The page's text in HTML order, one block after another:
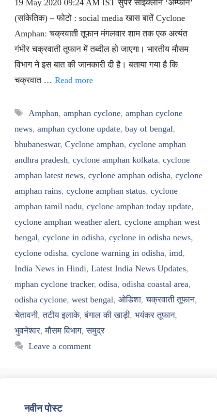
19 May 2020 09:24 AM IST सुपर साइक्लोन ‘अम्फान’
(सांकेतिक) – फोटो : social media खास बातें Cyclone
Amphan: चक्रवाती तूफान मंगलवार शाम तक एक अत्यंत
गंभीर चक्रवाती तूफान में तब्दील हो जाएगा। भारतीय मौसम
विभाग ने इस बात की जानकारी दी है। बताया गया है कि
चक्रवात … Read more
Tags
Amphan, amphan cyclone, amphan cyclone
news, amphan cyclone update, bay of bengal,
bhubaneswar, Cyclone amphan, cyclone amphan
andhra pradesh, cyclone amphan kolkata, cyclone
amphan latest news, cyclone amphan odisha, cyclone
amphan rains, cyclone amphan status, cyclone
amphan tamil nadu, cyclone amphan today update,
cyclone amphan weather alert, cyclone amphan west
bengal, cyclone in odisha, cyclone in odisha news,
cyclone odisha, cyclone warning in odisha, imd,
India News in Hindi, Latest India News Updates,
mphan cyclone tracker, odisa, odisha coastal area,
odisha cyclone, west bengal, ओडिशा,चक्रवाती तूफान,
चेतावनी,तटीय इलाके,बंगाल की खाड़ी, भयंकर तूफान,
भुवनेश्वर,मौसम विभाग,समुद्र
Leave a comment
नवीन पोस्ट